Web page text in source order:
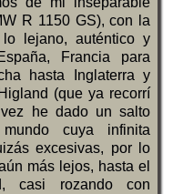
R 1150 GS), con la
lejano, auténtico y
Francia para
hasta Inglaterra y
(que ya recorrí
he dado un salto
cuya infinita
excesivas, por lo
más lejos, hasta el
casi rozando con